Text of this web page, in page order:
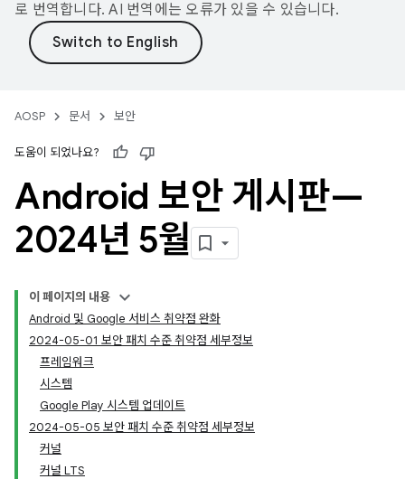
로 번역합니다. AI 번역에는 오류가 있을 수 있습니다.
AOSP 문서 보안
도움이 되었나요?
Android 보안 게시판—
2024년 5월
이 페이지의 내용
Android 및 Google 서비스 취약점 완화
2024-05-01 보안 패치 수준 취약점 세부정보
프레임워크
시스템
Google Play 시스템 업데이트
2024-05-05 보안 패치 수준 취약점 세부정보
커널
커널 LTS